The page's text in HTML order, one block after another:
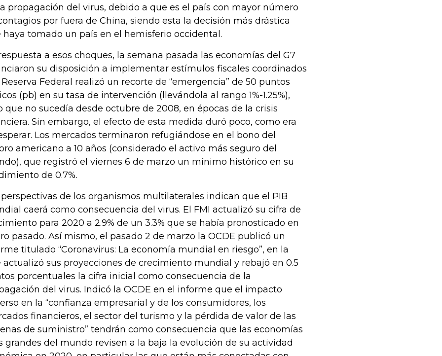
propagación del virus, debido a que es el país con mayor número
por fuera de China, siendo esta la decisión más drástica
haya tomado un país en el hemisferio occidental.
a esos choques, la semana pasada las economías del G7
su disposición a implementar estímulos fiscales coordinados
Federal realizó un recorte de “emergencia” de 50 puntos
(pb) en su tasa de intervención (llevándola al rango 1%-1.25%),
que no sucedía desde octubre de 2008, en épocas de la crisis
Sin embargo, el efecto de esta medida duró poco, como era
Los mercados terminaron refugiándose en el bono del
americano a 10 años (considerado el activo más seguro del
que registró el viernes 6 de marzo un mínimo histórico en su
de 0.7%.
perspectivas de los organismos multilaterales indican que el PIB
caerá como consecuencia del virus. El FMI actualizó su cifra de
para 2020 a 2.9% de un 3.3% que se había pronosticado en
pasado. Así mismo, el pasado 2 de marzo la OCDE publicó un
titulado “Coronavirus: La economía mundial en riesgo”, en la
actualizó sus proyecciones de crecimiento mundial y rebajó en 0.5
porcentuales la cifra inicial como consecuencia de la
del virus. Indicó la OCDE en el informe que el impacto
en la “confianza empresarial y de los consumidores, los
financieros, el sector del turismo y la pérdida de valor de las
de suministro” tendrán como consecuencia que las economías
grandes del mundo revisen a la baja la evolución de su actividad